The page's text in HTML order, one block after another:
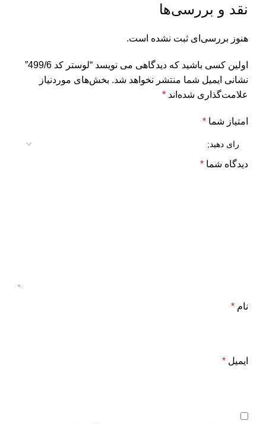
نقد و بررسی‌ها
هنوز بررسی‌ای ثبت نشده است.
اولین کسی باشید که دیدگاهی می نویسد “لوستر کد 499/6”
نشانی ایمیل شما منتشر نخواهد شد. بخش‌های موردنیاز
علامت‌گذاری شده‌اند *
امتیاز شما *
دیدگاه شما *
نام *
ایمیل *